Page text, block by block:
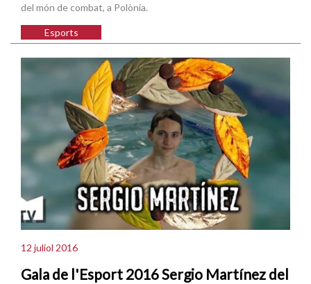
del món de combat, a Polònia.
Esports
12 juliol 2016
Gala de l'Esport 2016 Sergio Martínez del